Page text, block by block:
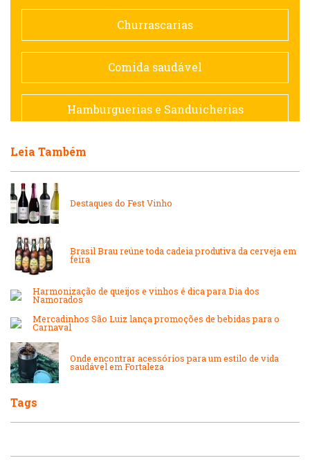
Doceria
Espanhola
Francesa
Churrascarias
Comida saudável
Hamburguerias e Sanduicherias
Peixes e Frutos do Mar
Pizzarias
Leia Também
Destaques do Fest Vinho
Brasil Brau reúne toda cadeia produtiva da cerveja em
feira
Harmonização de queijos e vinhos é dica para Dia dos
Namorados
Mercadinhos São Luiz lança promoções de bebidas para o
Carnaval
Onde encontrar acessórios para um estilo de vida
saudável em Fortaleza
Tags